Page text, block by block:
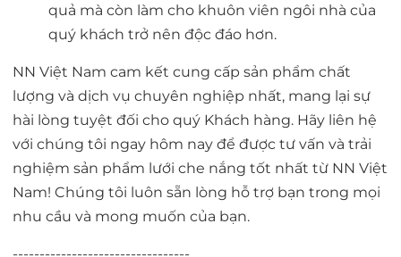
quả mà còn làm cho khuôn viên ngôi nhà của
quý khách trở nên độc đáo hơn.
NN Việt Nam cam kết cung cấp sản phẩm chất
lượng và dịch vụ chuyên nghiệp nhất, mang lại sự
hài lòng tuyệt đối cho quý Khách hàng. Hãy liên hệ
với chúng tôi ngay hôm nay để được tư vấn và trải
nghiệm sản phẩm lưới che nắng tốt nhất từ NN Việt
Nam! Chúng tôi luôn sẵn lòng hỗ trợ bạn trong mọi
nhu cầu và mong muốn của bạn.